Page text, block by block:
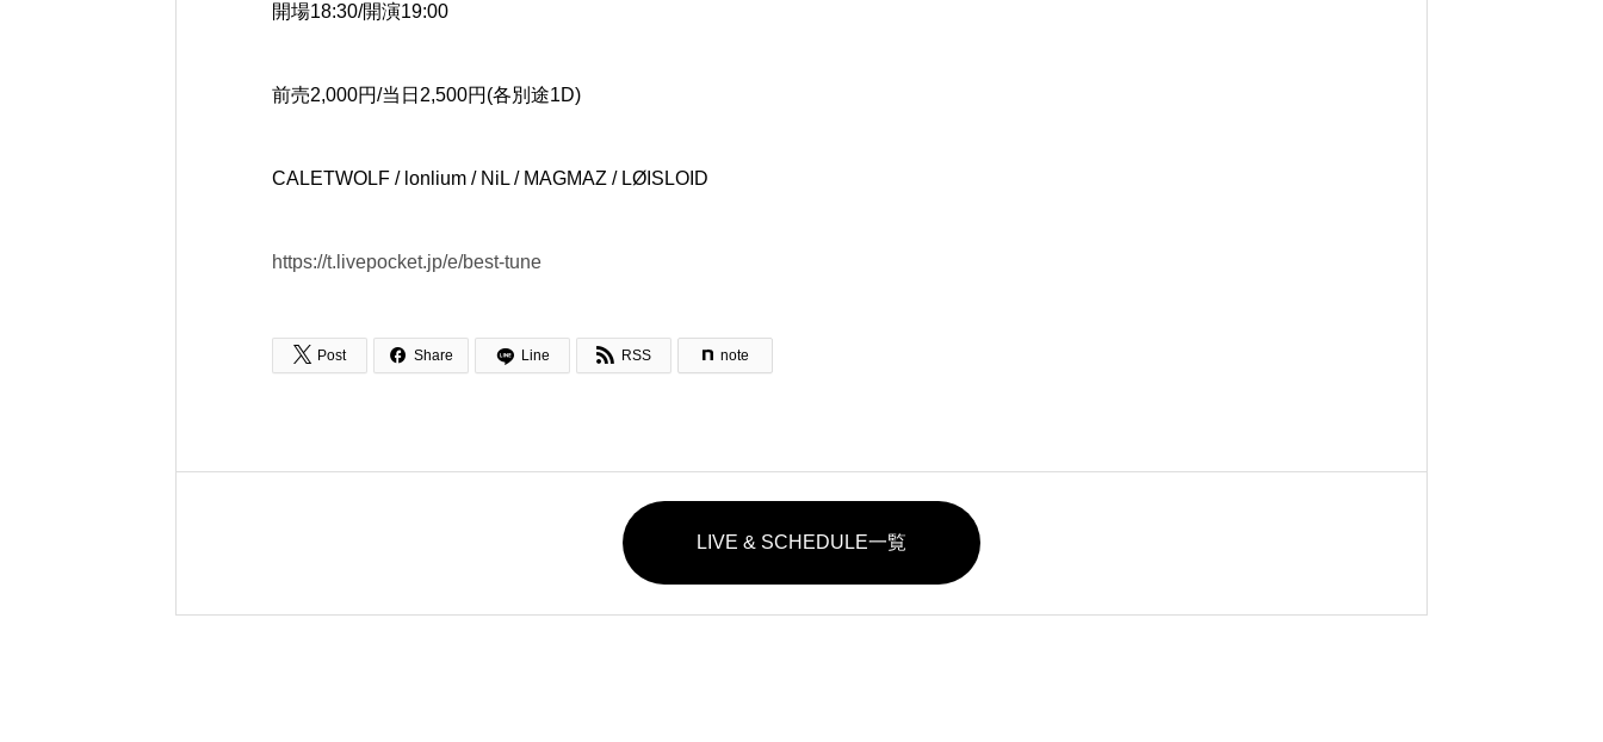
開場18:30/開演19:00
前売2,000円/当日2,500円(各別途1D)
CALETWOLF / lonlium / NiL / MAGMAZ / LØISLOID
https://t.livepocket.jp/e/best-tune
 Post  Share Line  RSS note
LIVE & SCHEDULE一覧